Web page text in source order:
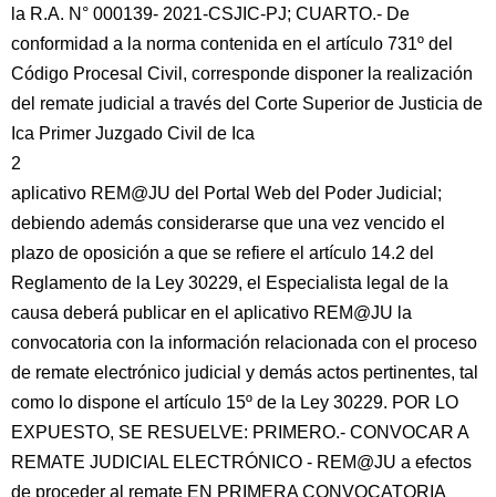
la R.A. N° 000139- 2021-CSJIC-PJ; CUARTO.- De
conformidad a la norma contenida en el artículo 731º del
Código Procesal Civil, corresponde disponer la realización
del remate judicial a través del Corte Superior de Justicia de
Ica Primer Juzgado Civil de Ica
2
aplicativo REM@JU del Portal Web del Poder Judicial;
debiendo además considerarse que una vez vencido el
plazo de oposición a que se refiere el artículo 14.2 del
Reglamento de la Ley 30229, el Especialista legal de la
causa deberá publicar en el aplicativo REM@JU la
convocatoria con la información relacionada con el proceso
de remate electrónico judicial y demás actos pertinentes, tal
como lo dispone el artículo 15º de la Ley 30229. POR LO
EXPUESTO, SE RESUELVE: PRIMERO.- CONVOCAR A
REMATE JUDICIAL ELECTRÓNICO - REM@JU a efectos
de proceder al remate EN PRIMERA CONVOCATORIA